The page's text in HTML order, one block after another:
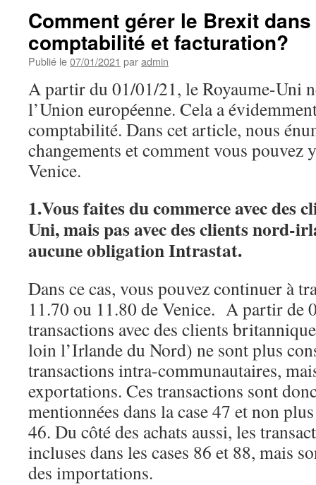
Comment gérer le Brexit
comptabilité et facturation?
Publié le07/01/2021 paradmin
A partir du 01/01/21, le Royaume-Uni
l’Union européenne. Cela a
comptabilité. Dans cet article, nous
changements et comment vous pouvez
Venice.
1.Vous faites du commerce avec des
Uni, mais pas avec des clients nord-
aucune obligation Intrastat.
Dans ce cas, vous pouvez continuer à
11.70 ou 11.80 de Venice. A partir de
transactions avec des clients
loin l’Irlande du Nord) ne sont plus
transactions intra-communautaires,
exportations. Ces transactions sont
mentionnées dans la case 47 et non
46. Du côté des achats aussi, les
incluses dans les cases 86 et 88, mais
des importations.